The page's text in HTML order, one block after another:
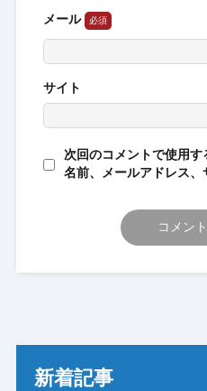
メール
サイト
次回のコメントで使用
名前、メールアドレス、
新着記事